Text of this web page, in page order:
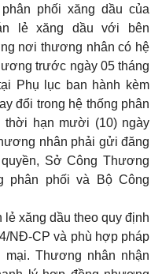
phối xăng dầu của
lẻ xăng dầu với bên
nơi thương nhân có hệ
trước ngày 05 tháng
Phụ lục ban hành kèm
đổi trong hệ thống phân
thời hạn mười (10) ngày
nhân phải gửi đăng
Sở Công Thương
phân phối và Bộ Công
xăng dầu theo quy định
NĐ-CP và phù hợp pháp
Thương nhân nhận